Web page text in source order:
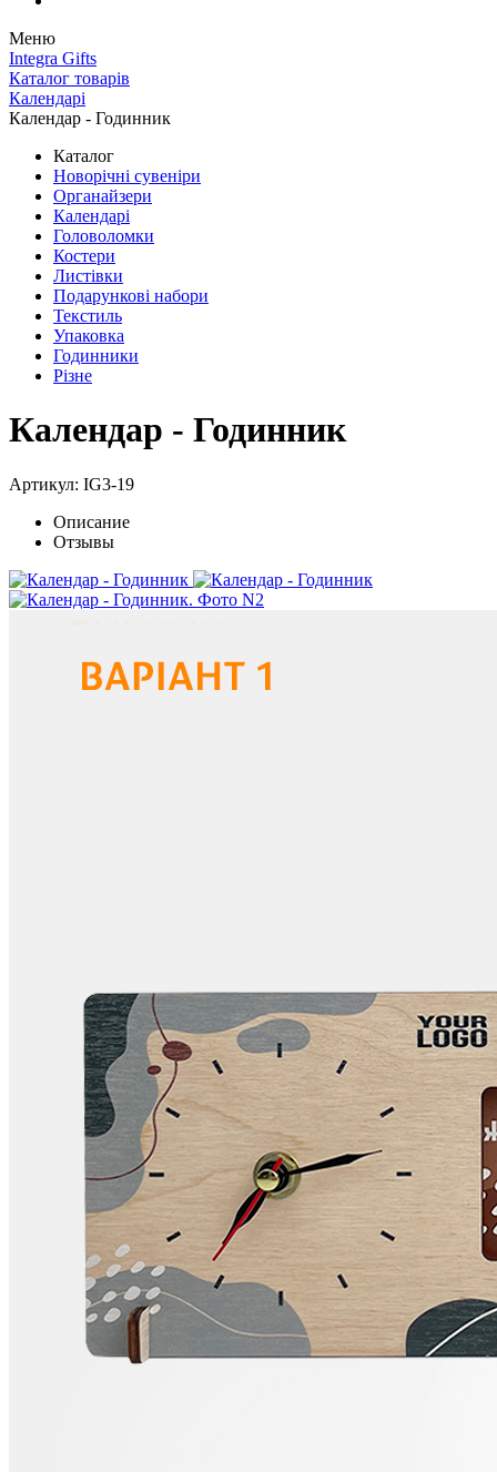
Меню
Integra Gifts
Каталог товарів
Календарі
Календар - Годинник
Каталог
Новорічні сувеніри
Органайзери
Календарі
Головоломки
Костери
Листівки
Подарункові набори
Текстиль
Упаковка
Годинники
Різне
Календар - Годинник
Артикул: IG3-19
Описание
Отзывы